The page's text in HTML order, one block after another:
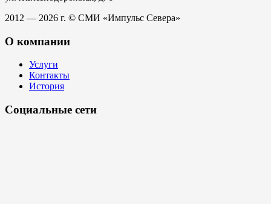
2012 — 2026 г. © СМИ «Импульс Севера»
О компании
Услуги
Контакты
История
Социальные сети